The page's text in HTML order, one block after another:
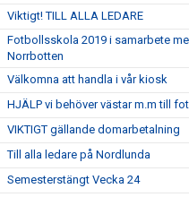
Viktigt! TILL ALLA LEDARE
Fotbollsskola 2019 i samarbete
Norrbotten
Välkomna att handla i vår kiosk
HJÄLP vi behöver västar m.m till
VIKTIGT gällande domarbetalning
Till alla ledare på Nordlunda
Semesterstängt Vecka 24